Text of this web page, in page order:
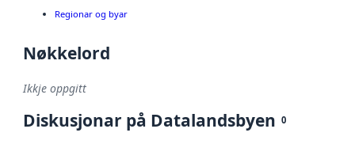
Regionar og byar
Nøkkelord
Ikkje oppgitt
Diskusjonar på Datalandsbyen 0